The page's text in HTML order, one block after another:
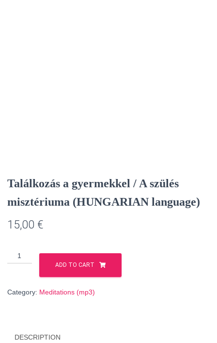
Találkozás a gyermekkel / A szülés
misztériuma (HUNGARIAN language)
15,00 €
Találkozás
a
gyermekkel
A
language)
ADD TO CART
Category: Meditations (mp3)
DESCRIPTION